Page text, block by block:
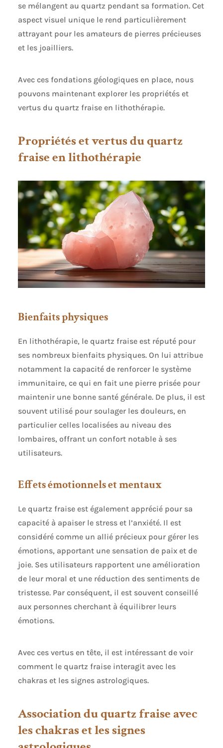
se mélangent au quartz pendant sa formation. Cet
aspect visuel unique le rend particulièrement
attrayant pour les amateurs de pierres précieuses
et les joailliers.
Avec ces fondations géologiques en place, nous
pouvons maintenant explorer les propriétés et
vertus du quartz fraise en lithothérapie.
Propriétés et vertus du quartz
fraise en lithothérapie
Bienfaits physiques
En lithothérapie, le quartz fraise est réputé pour
ses nombreux bienfaits physiques. On lui attribue
notamment la capacité de renforcer le système
immunitaire, ce qui en fait une pierre prisée pour
maintenir une bonne santé générale. De plus, il est
souvent utilisé pour soulager les douleurs, en
particulier celles localisées au niveau des
lombaires, offrant un confort notable à ses
utilisateurs.
Effets émotionnels et mentaux
Le quartz fraise est également apprécié pour sa
capacité à apaiser le stress et l’anxiété. Il est
considéré comme un allié précieux pour gérer les
émotions, apportant une sensation de paix et de
joie. Ses utilisateurs rapportent une amélioration
de leur moral et une réduction des sentiments de
tristesse. Par conséquent, il est souvent conseillé
aux personnes cherchant à équilibrer leurs
émotions.
Avec ces vertus en tête, il est intéressant de voir
comment le quartz fraise interagit avec les
chakras et les signes astrologiques.
Association du quartz fraise avec
les chakras et les signes